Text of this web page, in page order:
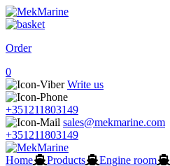
Order
0
Write us
+351211803149
sales@mekmarine.com
+351211803149
Home Products Engine room